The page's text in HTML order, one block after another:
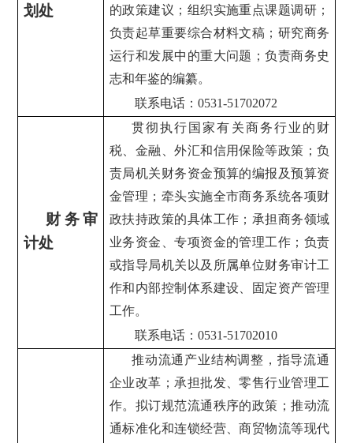
划处
的政策建议；组织实施重点课题调研；
负责起草重要综合材料文稿；研究商务
运行和发展中的重大问题；负责商务史
志和年鉴的编纂。
联系电话：0531-51702072
财务审
计处
贯彻执行国家有关商务行业的财
税、金融、外汇和信用保险等政策；负
责局机关财务资金预算的编报及预算资
金管理；牵头实施全市商务系统各项财
政扶持政策的具体工作；承担商务领域
业务资金、专项资金的管理工作；负责
或指导局机关以及所属单位财务审计工
作和内部控制体系建设、固定资产管理
工作。
联系电话：0531-51702010
推动流通产业结构调整，指导流通
企业改革；承担批发、零售行业管理工
作。拟订规范流通秩序的政策；推动流
通标准化和连锁经营、商贸物流等现代